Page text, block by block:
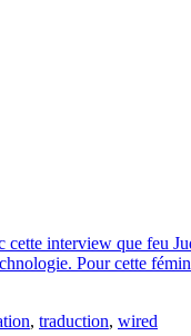
cette interview que feu
Pour cette
, traduction, wired